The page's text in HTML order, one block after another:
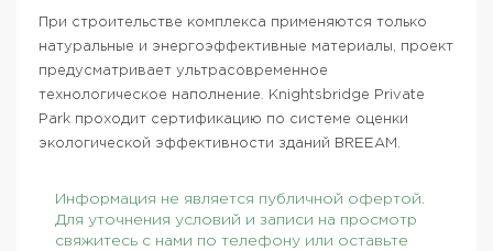
При строительстве комплекса применяются только
натуральные и энергоэффективные материалы, проект
предусматривает ультрасовременное
технологическое наполнение. Knightsbridge Private
Park проходит сертификацию по системе оценки
экологической эффективности зданий BREEAM.
Информация не является публичной офертой.
Для уточнения условий и записи на просмотр
свяжитесь с нами по телефону или оставьте